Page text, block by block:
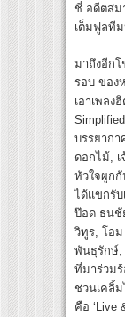
ชี่ อดีตสม
เต็มฟูลที
มาถึงอีกโ
รอบ ของ
เอาเพลง
บรรยากา
ดอกไม้, เ
หัวใจผูก
ได้แขกรับ
ป๊อด ธนชั
วิทูร, โอ
พันธุรักษ์,
ที่มาร่วมร้
ชวนเคลิ้
คือ ‘Live